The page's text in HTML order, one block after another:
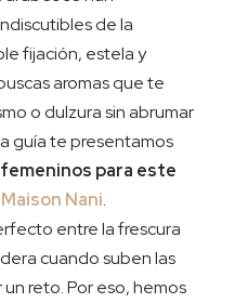
de la
fijación, estela y
aromas que te
o dulzura sin abrumar
guía te presentamos
para este
Maison Nani.
entre la frescura
cuando suben las
reto. Por eso, hemos